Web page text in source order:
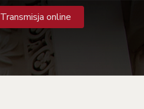
Transmisja online